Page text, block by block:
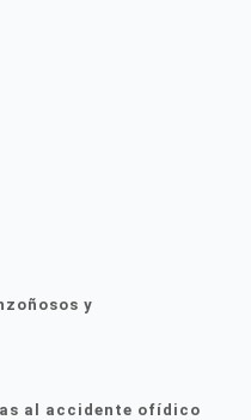
y
al accidente ofídico